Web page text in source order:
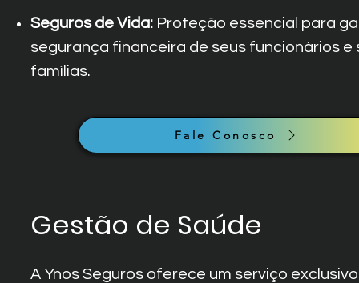
Seguros de Vida: Proteção essencial para
segurança financeira de seus funcionários e
famílias.
Fale Conosco
Gestão de Saúde
A Ynos Seguros oferece um serviço